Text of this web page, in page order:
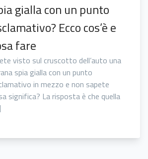
gialla con un punto
Ecco cos’è e
fare
visto sul cruscotto dell’auto una
spia gialla con un punto
in mezzo e non sapete
significa? La risposta è che quella